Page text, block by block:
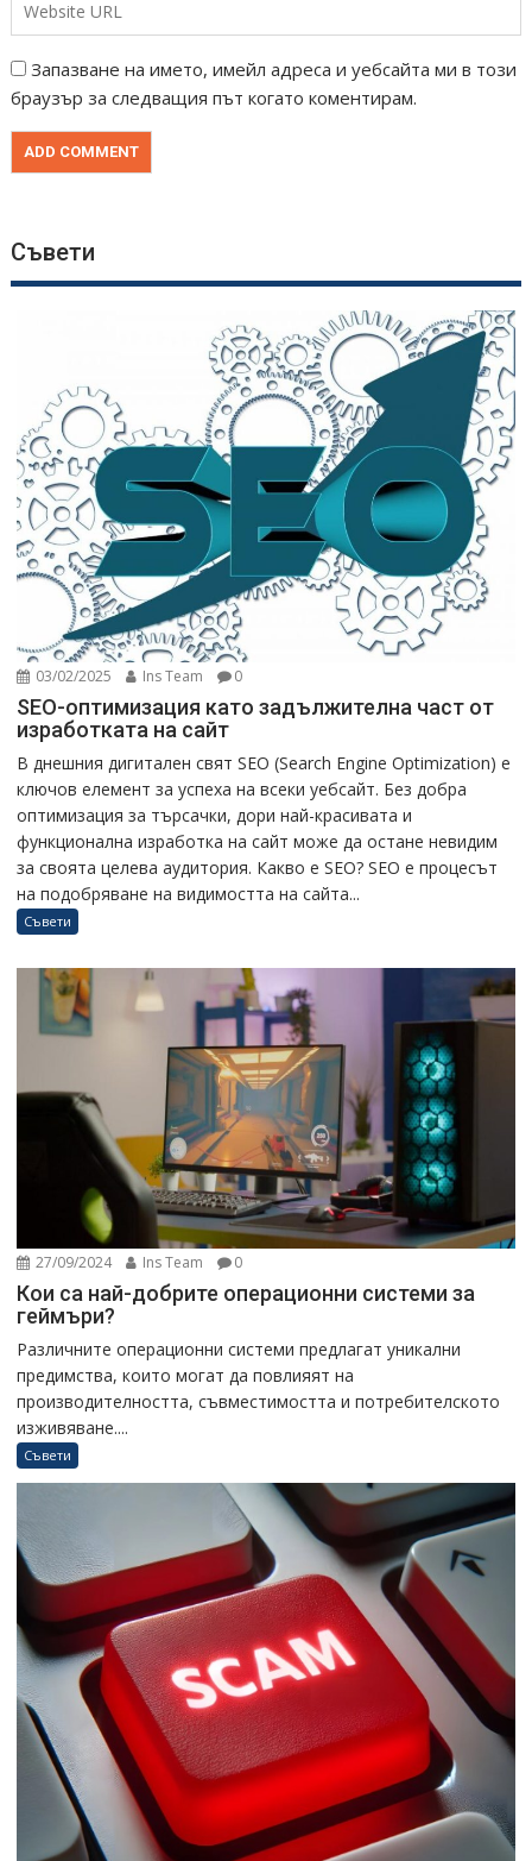
Запазване на името, имейл адреса и уебсайта ми в този
браузър за следващия път когато коментирам.
Съвети
03/02/2025 Ins Team 0
SEO-оптимизация като задължителна част от
изработката на сайт
В днешния дигитален свят SEO (Search Engine Optimization) е
ключов елемент за успеха на всеки уебсайт. Без добра
оптимизация за търсачки, дори най-красивата и
функционална изработка на сайт може да остане невидим
за своята целева аудитория. Какво е SEO? SEO е процесът
на подобряване на видимостта на сайта...
Съвети
27/09/2024 Ins Team 0
Кои са най-добрите операционни системи за
геймъри?
Различните операционни системи предлагат уникални
предимства, които могат да повлияят на
производителността, съвместимостта и потребителското
изживяване....
Съвети